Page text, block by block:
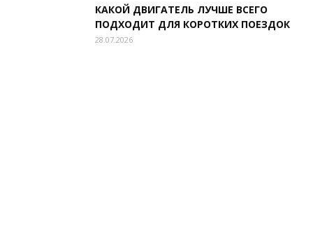
КАКОЙ ДВИГАТЕЛЬ ЛУЧШЕ ВСЕГО
ПОДХОДИТ ДЛЯ КОРОТКИХ ПОЕЗДОК
28.07.2026